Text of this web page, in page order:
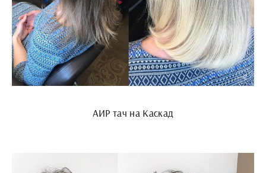
АИР тач на Каскад